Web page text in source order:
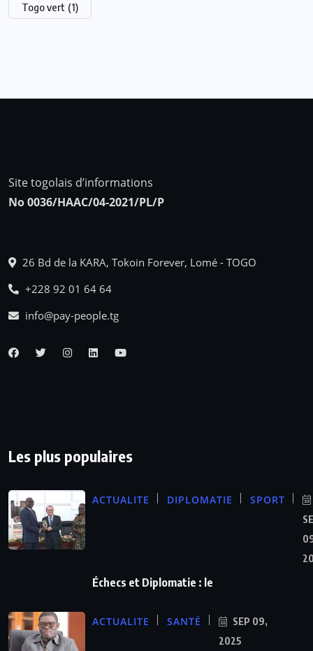
Togo vert (1)
Site togolais d’informations
No 0036/HAAC/04-2021/PL/P
26 Bd de la KARA, Tokoin Forever, Lomé - TOGO
+228 92 01 64 64
info@pay-people.tg
Les plus populaires
ACTUALITE DIPLOMATIE SPORT
Échecs et Diplomatie : le
ACTUALITE SANTÉ
SEP 09,
2025